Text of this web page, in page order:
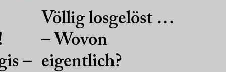
–
Völlig losgelöst …
– Wovon
eigentlich?